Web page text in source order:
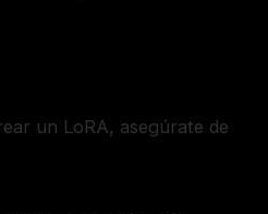
un LoRA, asegúrate de